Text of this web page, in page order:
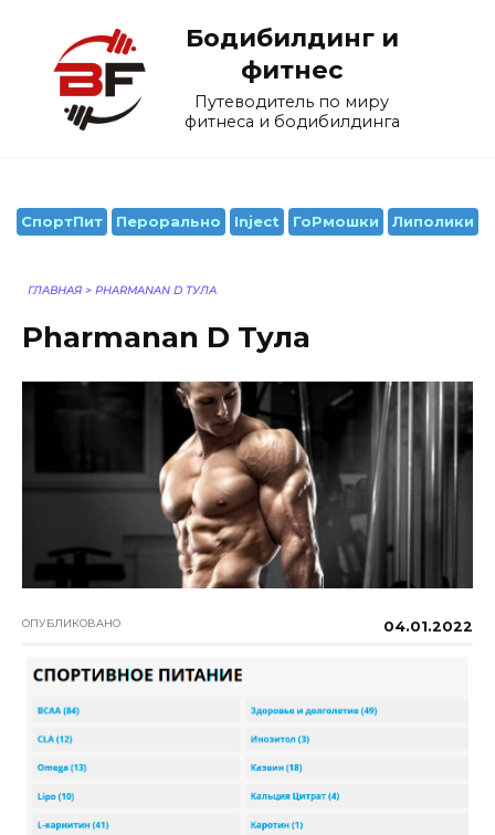
содержанию
Бодибилдинг и
фитнес
Путеводитель по миру
фитнеса и бодибилдинга
СпортПит Перорально Inject ГоРмошки Липолики
ГЛАВНАЯ > PHARMANAN D ТУЛА
Pharmanan D Тула
ОПУБЛИКОВАНО 04.01.2022